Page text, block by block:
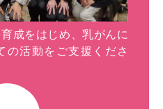
成をはじめ、乳がんに
の活動をご支援くださ